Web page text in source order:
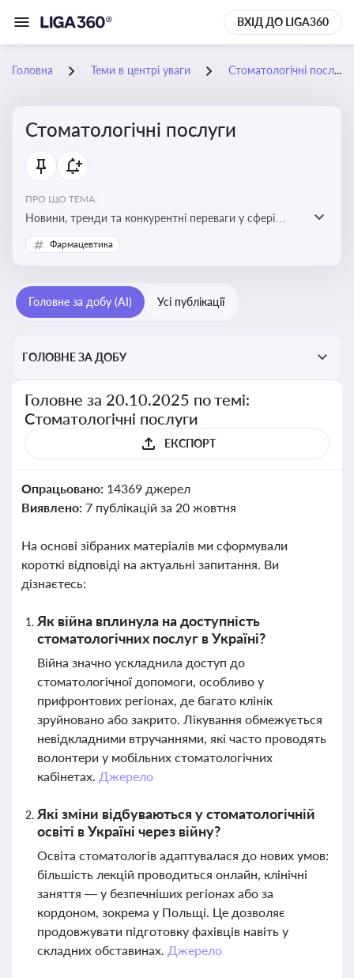
ВХІД ДО LIGA360
Головна Теми в центрі уваги Стоматологічні послуги
Стоматологічні послуги
ПРО ЩО ТЕМА:
Новини, тренди та конкурентні переваги у сфері
стоматологічних послуг. Використання новітніх
технологій та стратегій для покращення
Фармацевтика
Головне за добу (AI) Усі публікації
ГОЛОВНЕ ЗА ДОБУ
Головне за 20.10.2025 по темі:
Стоматологічні послуги
ЕКСПОРТ
Опрацьовано: 14369 джерел
Виявлено: 7 публікацій за 20 жовтня
На основі зібраних матеріалів ми сформували
короткі відповіді на актуальні запитання. Ви
дізнаєтесь:
Як війна вплинула на доступність
стоматологічних послуг в Україні?
Війна значно ускладнила доступ до
стоматологічної допомоги, особливо у
прифронтових регіонах, де багато клінік
зруйновано або закрито. Лікування обмежується
невідкладними втручаннями, які часто проводять
волонтери у мобільних стоматологічних
кабінетах. Джерело
Які зміни відбуваються у стоматологічній
освіті в Україні через війну?
Освіта стоматологів адаптувалася до нових умов:
більшість лекцій проводиться онлайн, клінічні
заняття — у безпечніших регіонах або за
кордоном, зокрема у Польщі. Це дозволяє
продовжувати підготовку фахівців навіть у
складних обставинах. Джерело